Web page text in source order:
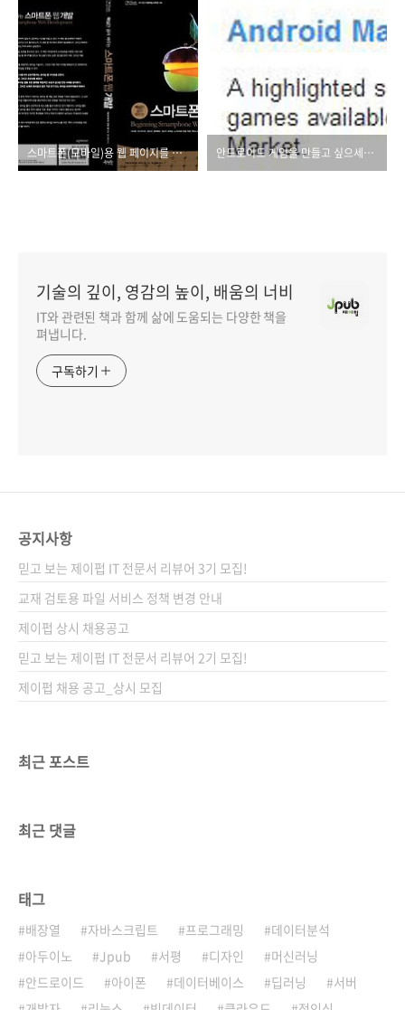
스마트폰(모바일)용 웹 페이지를 제작하고 싶으신가요? 안드로이드 게임을 만들고 싶으세요?
기술의 깊이, 영감의 높이, 배움의 너비
IT와 관련된 책과 함께 삶에 도움되는 다양한 책을
펴냅니다.
구독하기
공지사항
믿고 보는 제이펍 IT 전문서 리뷰어 3기 모집!
교재 검토용 파일 서비스 정책 변경 안내
제이펍 상시 채용공고
믿고 보는 제이펍 IT 전문서 리뷰어 2기 모집!
제이펍 채용 공고_상시 모집
최근 포스트
최근 댓글
태그
배장열 자바스크립트 프로그래밍
데이터분석
아두이노
Jpub 서평 디자인
머신러닝
안드로이드
아이폰 데이터베이스 딥러닝
서버